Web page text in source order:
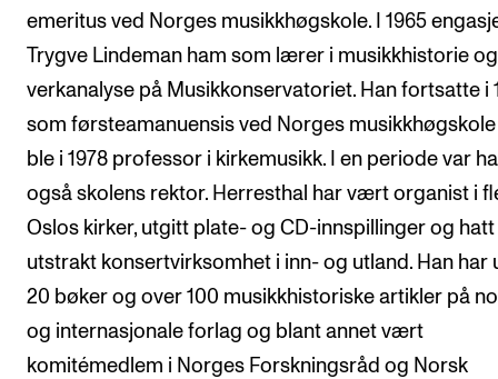
emeritus ved Norges musikkhøgskole. I 1965
Trygve Lindeman ham som lærer i musikkhistorie og
verkanalyse på Musikkonservatoriet. Han fortsatte i
som førsteamanuensis ved Norges
ble i 1978 professor i kirkemusikk. I en periode var
også skolens rektor. Herresthal har vært organist i
Oslos kirker, utgitt plate- og CD-innspillinger og hatt
utstrakt konsertvirksomhet i inn- og utland. Han har
20 bøker og over 100 musikkhistoriske artikler på
og internasjonale forlag og blant annet vært
komitémedlem i Norges Forskningsråd og Norsk